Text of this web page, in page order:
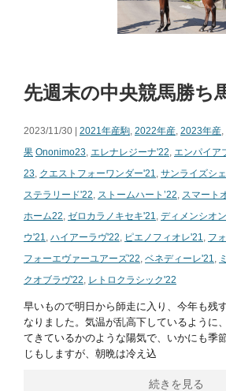
先週末の中央競馬勝ち
2023/11/30 | 2021年産駒 2022年産 2023年産
果 Ononimo23 エレナレジーナ'22 エンパイア
23 クエストフォーワンダー'21 サンライズシ
ステラリード'22
ストームハート’22 スマート
ホーム22 ゼロカラノキセキ'21 ディメンシオ
ウ'21
ハイアーラヴ'22 ピエノフィオレ'21 フ
フォーエヴァーユアーズ'22 ベネディーレ'21
クオブラヴ'22 レトロクラシック'22
早いもので明日から師走に入り、今年も残
なりました。気温が乱高下しているように
てきているかのような陽気で、いかにも季
じもしますが、朝晩は冷え込
続きを見る